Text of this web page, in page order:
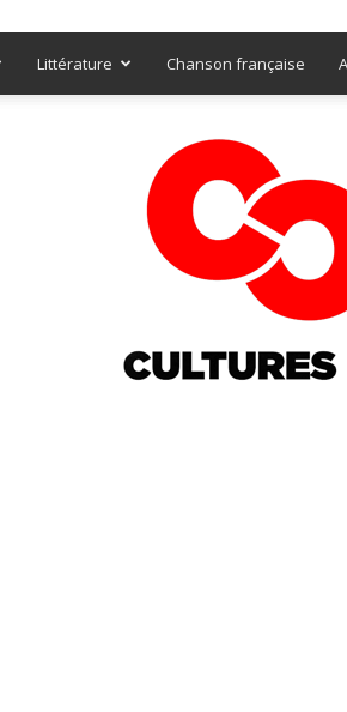
Littérature Chanson française